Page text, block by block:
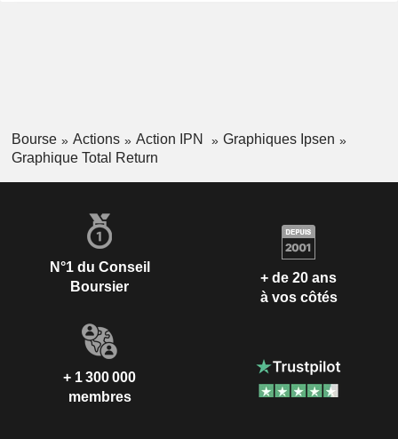
Bourse Actions Action IPN
Graphiques Ipsen
Graphique Total Return
N°1 du Conseil
Boursier
+ de 20 ans
à vos côtés
+ 1 300 000
membres